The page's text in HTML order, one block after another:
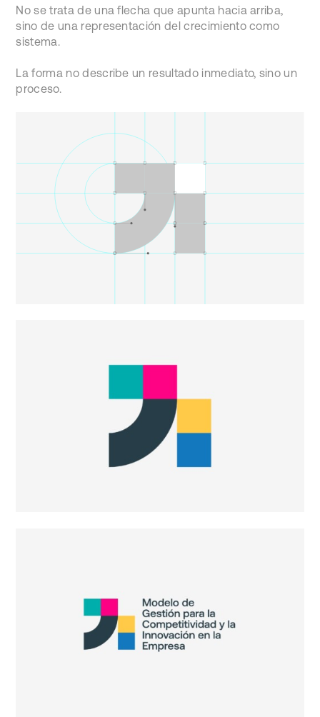
No se trata de una flecha que apunta hacia arriba,
sino de una representación del crecimiento como
sistema.
La forma no describe un resultado inmediato, sino un
proceso.